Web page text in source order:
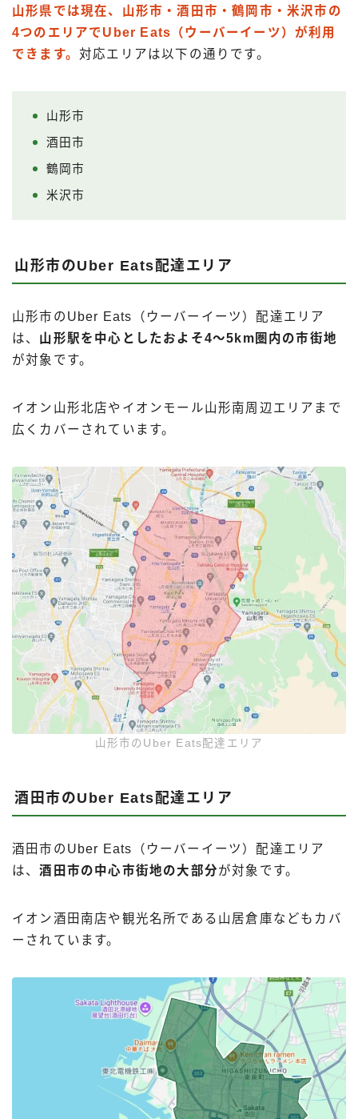
山形県では現在、山形市・酒田市・鶴岡市・米沢市の
4つのエリアでUber Eats（ウーバーイーツ）が利用
できます。 対応エリアは以下の通りです。
山形市
酒田市
鶴岡市
米沢市
山形市のUber Eats配達エリア
山形市のUber Eats（ウーバーイーツ）配達エリア
は、 山形駅を中心としたおよそ4〜5km圏内の市街地
が対象です。
イオン山形北店やイオンモール山形南周辺エリアまで
広くカバーされています。
山形市のUber Eats配達エリア
酒田市のUber Eats配達エリア
酒田市のUber Eats（ウーバーイーツ）配達エリア
は、酒田市の中心市街地の大部分が対象です。
イオン酒田南店や観光名所である山居倉庫などもカバ
ーされています。